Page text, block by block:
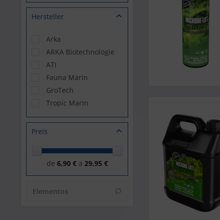
Hersteller
Arka
ARKA Biotechnologie
ATI
Fauna Marin
GroTech
Tropic Marin
Preis
de 6,90 € a 29,95 €
Elementos